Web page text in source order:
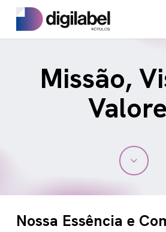
para
conteúdoMissão,
até
a
Nossa Essência e